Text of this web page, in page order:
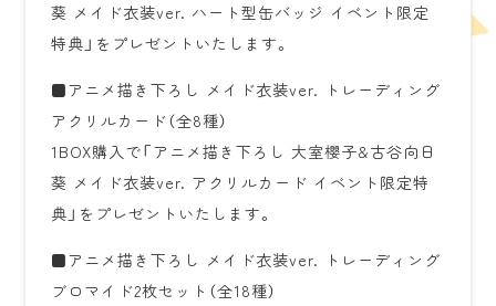
葵 メイド衣装ver. ハート型缶バッジ イベント限定
特典」をプレゼントいたします。
■アニメ描き下ろし メイド衣装ver. トレーディング
アクリルカード（全8種）
1BOX購入で「アニメ描き下ろし 大室櫻子&古谷向日
葵 メイド衣装ver. アクリルカード イベント限定特
典」をプレゼントいたします。
■アニメ描き下ろし メイド衣装ver. トレーディング
ブロマイド2枚セット（全18種）